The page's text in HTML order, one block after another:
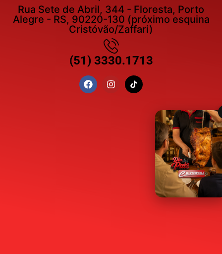
Rua Sete de Abril, 344 - Floresta, Porto
Alegre - RS, 90220-130 (próximo esquina
Cristóvão/Zaffari)
(51) 3330.1713